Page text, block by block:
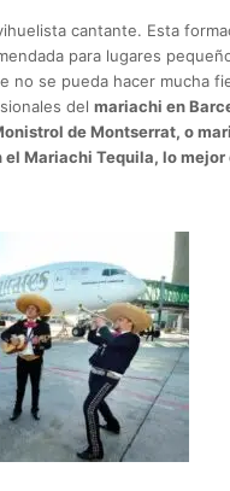
cantante. Esta
para lugares
no se pueda hacer mucha
delmariachi en
de Montserrat, o
Mariachi Tequila, lo mejor